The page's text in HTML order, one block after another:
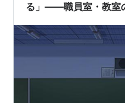
る」——職員室・教室